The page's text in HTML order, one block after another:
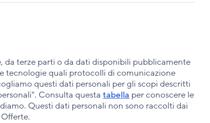
terze parti o da dati disponibili pubblicamente
tecnologie quali protocolli di comunicazione
questi dati personali per gli scopi descritti
Consulta questatabella per conoscere le
Questi dati personali non sono raccolti dai